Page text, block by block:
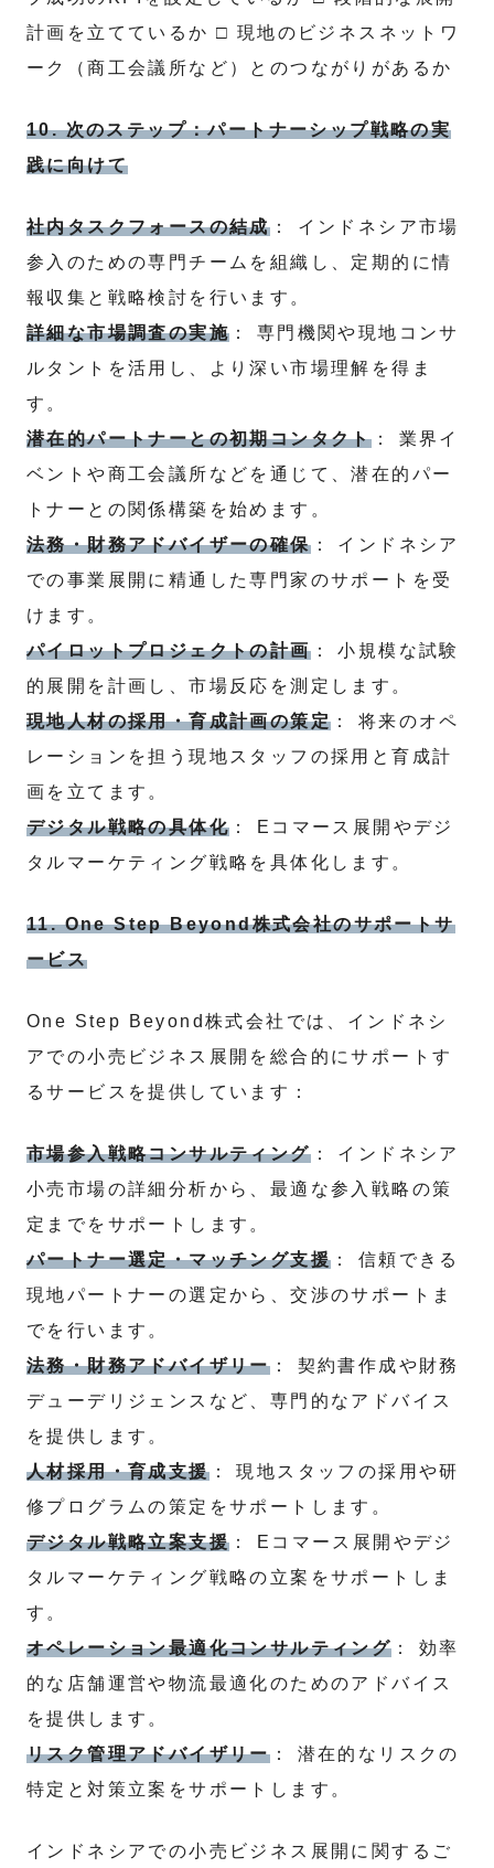
計画を立てているか □ 現地のビジネスネットワ
ーク（商工会議所など）とのつながりがあるか
10. 次のステップ：パートナーシップ戦略の実
践に向けて
社内タスクフォースの結成： インドネシア市場
参入のための専門チームを組織し、定期的に情
報収集と戦略検討を行います。
詳細な市場調査の実施 ： 専門機関や現地コンサ
ルタントを活用し、より深い市場理解を得ま
す。
潜在的パートナーとの初期コンタクト： 業界イ
ベントや商工会議所などを通じて、潜在的パー
トナーとの関係構築を始めます。
法務・財務アドバイザーの確保： インドネシア
での事業展開に精通した専門家のサポートを受
けます。
パイロットプロジェクトの計画： 小規模な試験
的展開を計画し、市場反応を測定します。
現地人材の採用・育成計画の策定 ： 将来のオペ
レーションを担う現地スタッフの採用と育成計
画を立てます。
デジタル戦略の具体化 ： Eコマース展開やデジ
タルマーケティング戦略を具体化します。
11. One Step Beyond株式会社のサポートサ
ービス
One Step Beyond株式会社では、インドネシ
アでの小売ビジネス展開を総合的にサポートす
るサービスを提供しています：
市場参入戦略コンサルティング： インドネシア
小売市場の詳細分析から、最適な参入戦略の策
定までをサポートします。
パートナー選定・マッチング支援 ： 信頼できる
現地パートナーの選定から、交渉のサポートま
でを行います。
法務・財務アドバイザリー： 契約書作成や財務
デューデリジェンスなど、専門的なアドバイス
を提供します。
人材採用・育成支援： 現地スタッフの採用や研
修プログラムの策定をサポートします。
デジタル戦略立案支援 ： Eコマース展開やデジ
タルマーケティング戦略の立案をサポートしま
す。
オペレーション最適化コンサルティング ： 効率
的な店舗運営や物流最適化のためのアドバイス
を提供します。
リスク管理アドバイザリー： 潜在的なリスクの
特定と対策立案をサポートします。
インドネシアでの小売ビジネス展開に関するご